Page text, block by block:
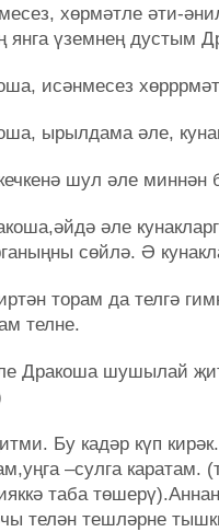
хөрмәтле әти-
янга үземнең дустым
исәнмесез
ырылдама әле,
шул әле миннән
әле
сөйлә. Ә
торам да телгә
телне.
Дракоша шушылай
Бу кадәр күп
–сулга каратам.
таба
телән тешләрне